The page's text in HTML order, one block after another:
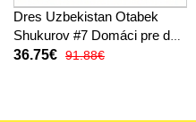
Dres Uzbekistan Otabek
Shukurov #7 Domáci pre deti
MS 2026 Krátky Rukáv (+
36.75€ 91.88€